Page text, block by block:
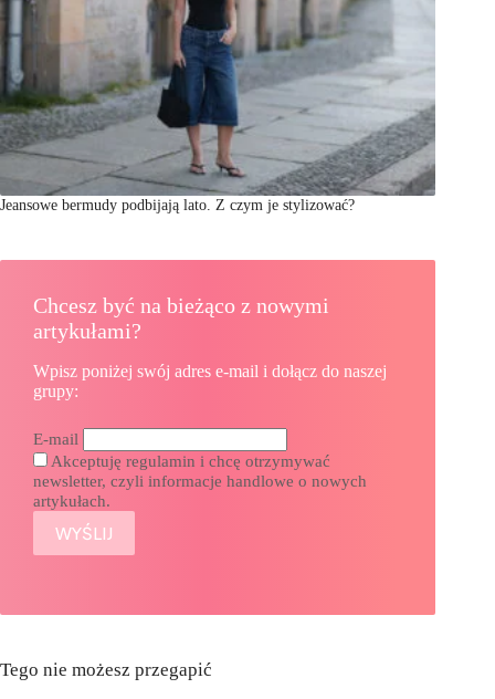
Jeansowe bermudy podbijają lato. Z czym je stylizować?
Chcesz być na bieżąco z nowymi
artykułami?
Wpisz poniżej swój adres e-mail i dołącz do naszej
grupy:
E-mail
Akceptuję regulamin i chcę otrzymywać
newsletter, czyli informacje handlowe o nowych
artykułach.
Tego nie możesz przegapić